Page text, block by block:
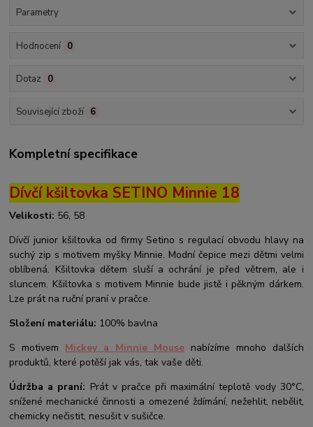
Parametry
Hodnocení 0
Dotaz 0
Související zboží 6
Kompletní specifikace
Dívčí kšiltovka SETINO Minnie 18
Velikosti: 56, 58
Dívčí junior kšiltovka od firmy Setino s regulací obvodu hlavy na
suchý zip s motivem myšky Minnie. Modní čepice mezi dětmi velmi
oblíbená. Kšiltovka dětem sluší a ochrání je před větrem, ale i
sluncem. Kšiltovka s motivem Minnie bude jistě i pěkným dárkem.
Lze prát na ruční praní v pračce.
Složení materiálu: 100% bavlna
S motivem Mickey a Minnie Mousenabízíme mnoho dalších
produktů, které potěší jak vás, tak vaše děti.
Údržba a praní: Prát v pračce při maximální teplotě vody 30°C,
snížené mechanické činnosti a omezené ždímání, nežehlit, nebělit,
chemicky nečistit, nesušit v sušičce.